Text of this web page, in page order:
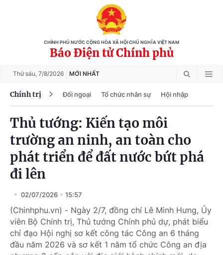
CHÍNH PHỦ NƯỚC CỘNG HÒA XÃ HỘI CHỦ NGHĨA VIỆT NAM
Báo Điện tử Chính phủ
Thứ sáu, 7/8/2026 MỚI NHẤT
Chính trị Đối ngoại Tổ chức nhân sự Hội nhập
Thủ tướng: Kiến tạo môi
trường an ninh, an toàn cho
phát triển để đất nước bứt phá
đi lên
02/07/2026 15:57
(Chinhphu.vn) - Ngày 2/7, đồng chí Lê Minh Hưng, Ủy
viên Bộ Chính trị, Thủ tướng Chính phủ dự, phát biểu
chỉ đạo Hội nghị sơ kết công tác Công an 6 tháng
đầu năm 2026 và sơ kết 1 năm tổ chức Công an địa